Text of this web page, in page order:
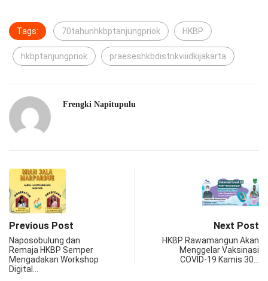
Tags: 70tahunhkbptanjungpriok HKBP
hkbptanjungpriok praeseshkbdistrikviiidkijakarta
Frengki Napitupulu
Previous Post
Naposobulung dan
Remaja HKBP Semper
Mengadakan Workshop
Digital…
Next Post
HKBP Rawamangun Akan
Menggelar Vaksinasi
COVID-19 Kamis 30…